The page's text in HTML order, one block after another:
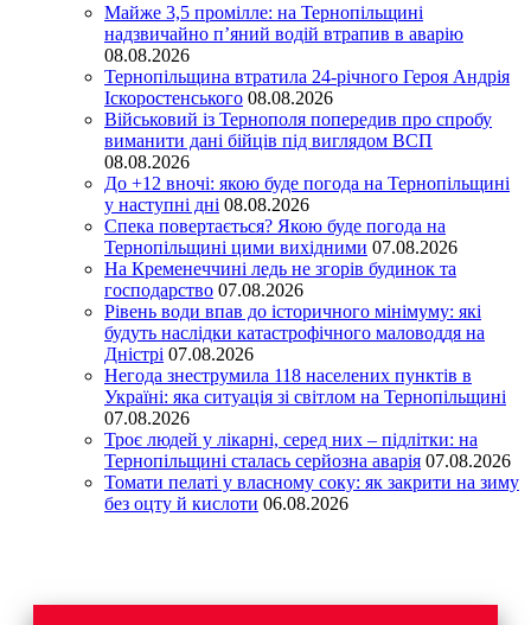
Майже 3,5 промілле: на Тернопільщині
надзвичайно п’яний водій втрапив в аварію
08.08.2026
Тернопільщина втратила 24-річного Героя Андрія
Іскоростенського 08.08.2026
Військовий із Тернополя попередив про спробу
виманити дані бійців під виглядом ВСП
08.08.2026
До +12 вночі: якою буде погода на Тернопільщині
у наступні дні 08.08.2026
Спека повертається? Якою буде погода на
Тернопільщині цими вихідними 07.08.2026
На Кременеччині ледь не згорів будинок та
господарство 07.08.2026
Рівень води впав до історичного мінімуму: які
будуть наслідки катастрофічного маловоддя на
Дністрі 07.08.2026
Негода знеструмила 118 населених пунктів в
Україні: яка ситуація зі світлом на Тернопільщині
07.08.2026
Троє людей у лікарні, серед них – підлітки: на
Тернопільщині сталась серйозна аварія 07.08.2026
Томати пелаті у власному соку: як закрити на зиму
без оцту й кислоти 06.08.2026